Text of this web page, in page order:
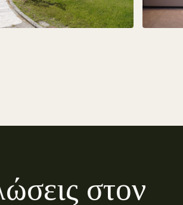
στον